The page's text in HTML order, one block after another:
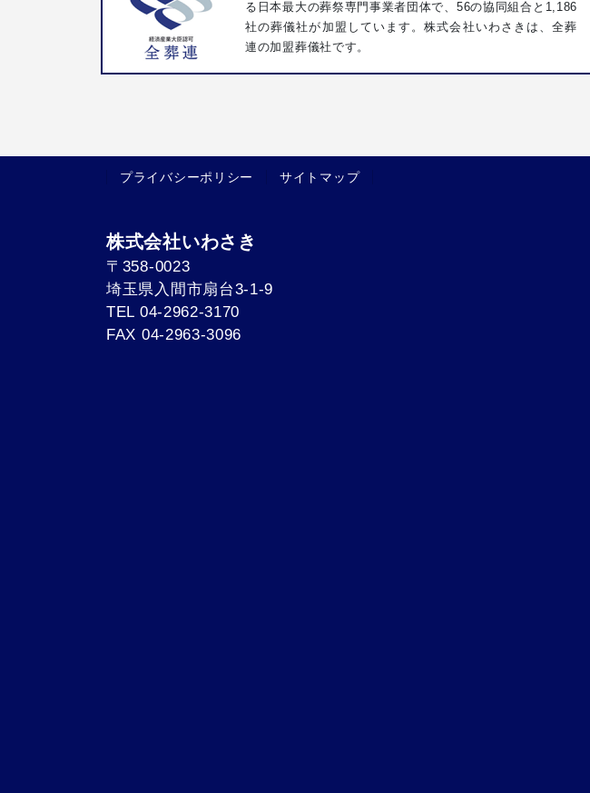
る日本最大の葬祭専門事業者団体で、56の協同組合と1,186
社の葬儀社が加盟しています。株式会社いわさきは、全葬
連の加盟葬儀社です。
プライバシーポリシー サイトマップ
株式会社いわさき
〒358-0023
埼玉県入間市扇台3-1-9
TEL 04-2962-3170
FAX 04-2963-3096